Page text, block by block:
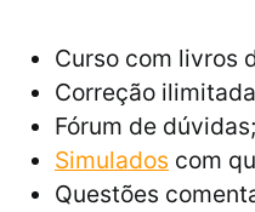
Curso com livros
Correção
Fórum de dúvidas;
Simulados com
Questões